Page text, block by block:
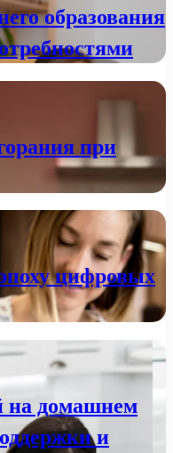
образования
при
цифровых
на домашнем
и